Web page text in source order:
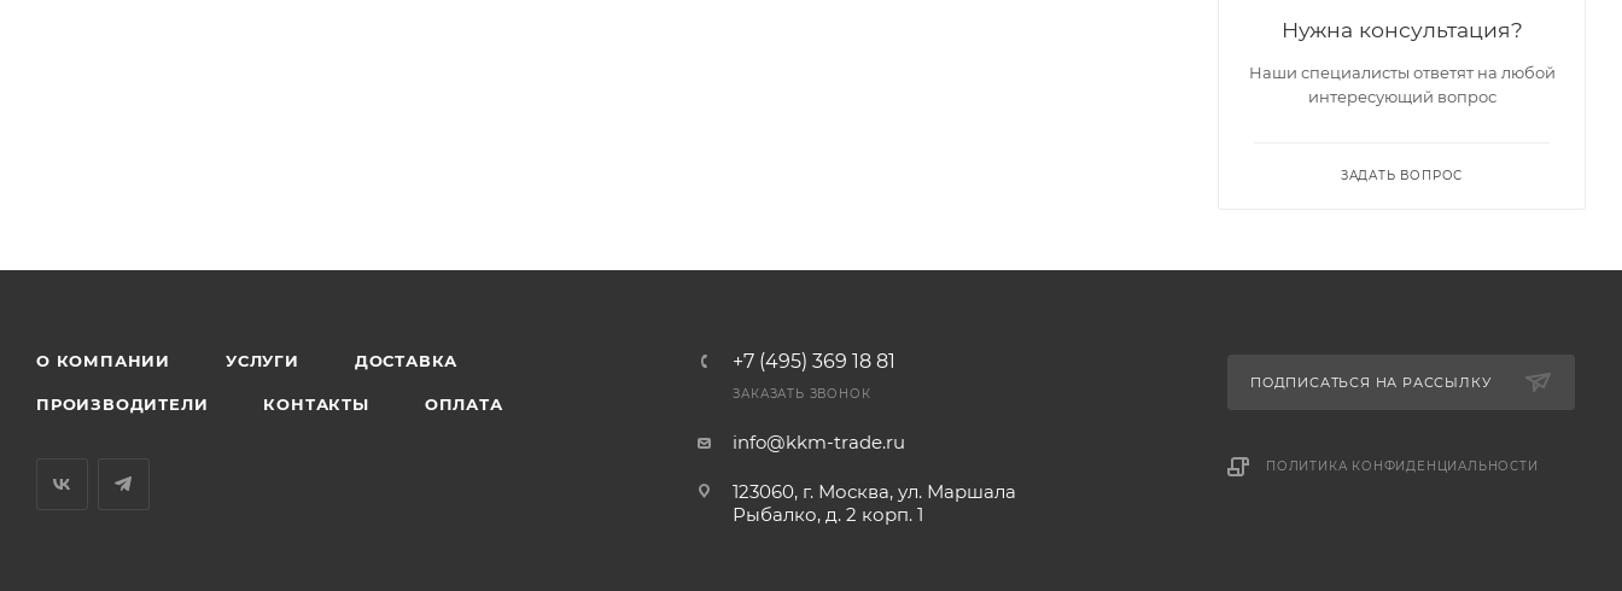
Нужна консультация?
Наши специалисты ответят на любой
интересующий вопрос
ЗАДАТЬ ВОПРОС
О КОМПАНИИ УСЛУГИ ДОСТАВКА
ПРОИЗВОДИТЕЛИ КОНТАКТЫ ОПЛАТА
+7 (495) 369 18 81
ЗАКАЗАТЬ ЗВОНОК
info@kkm-trade.ru
123060, г. Москва, ул. Маршала
Рыбалко, д. 2 корп. 1
ПОДПИСАТЬСЯ НА РАССЫЛКУ
ПОЛИТИКА КОНФИДЕНЦИАЛЬНОСТИ